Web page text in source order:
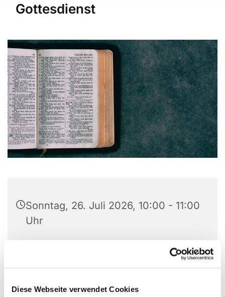
Diese Webseite verwendet Cookies
Gottesdienst
Sonntag, 26. Juli 2026, 10:00 - 11:00
Uhr
Christuskirche, Matthias-Claudius-
Pfarrer Dr. Björn Corzilius